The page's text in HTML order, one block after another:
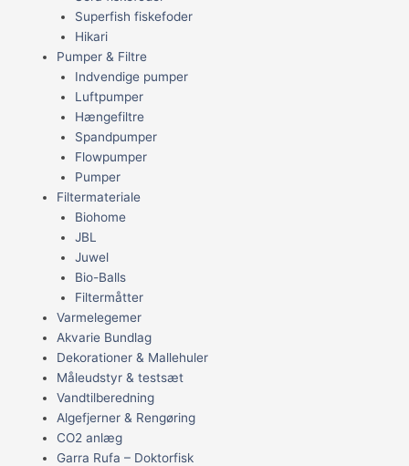
Superfish fiskefoder
Hikari
Pumper & Filtre
Indvendige pumper
Luftpumper
Hængefiltre
Spandpumper
Flowpumper
Pumper
Filtermateriale
Biohome
JBL
Juwel
Bio-Balls
Filtermåtter
Varmelegemer
Akvarie Bundlag
Dekorationer & Mallehuler
Måleudstyr & testsæt
Vandtilberedning
Algefjerner & Rengøring
CO2 anlæg
Garra Rufa – Doktorfisk